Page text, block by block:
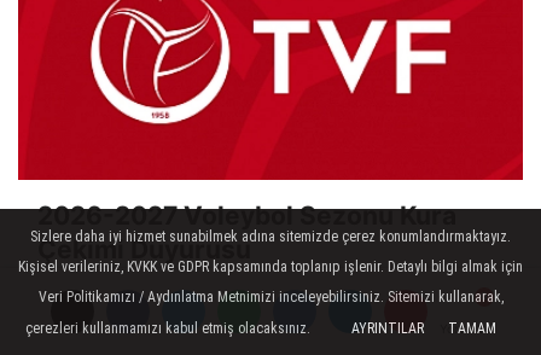
Yorumlar
2026-2027 Voleybol Sezonu Kura
Çekimi Duyurusu
Yorumlar
Sizlere daha iyi hizmet sunabilmek adına sitemizde çerez konumlandırmaktayız.
Kişisel verileriniz, KVKK ve GDPR kapsamında toplanıp işlenir. Detaylı bilgi almak için
Veri Politikamızı / Aydınlatma Metnimizi inceleyebilirsiniz. Sitemizi kullanarak,
çerezleri kullanmamızı kabul etmiş olacaksınız.
AYRINTILAR TAMAM